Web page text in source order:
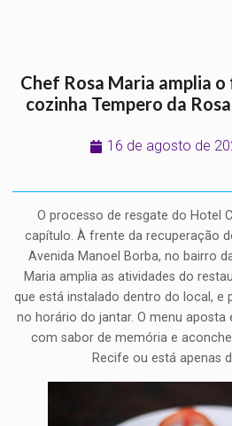
Chef Rosa Maria amplia
cozinha Tempero da
16 de agosto de
O processo de resgate do Hotel
capítulo. À frente da recuperação
Avenida Manoel Borba, no bairro
Maria amplia as atividades do
que está instalado dentro do local, e
no horário do jantar. O menu
com sabor de memória e
Recife ou está apenas